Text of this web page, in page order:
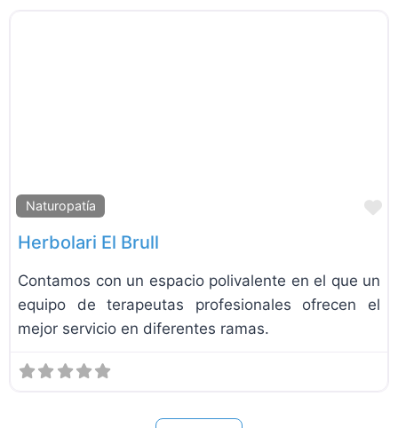
Naturopatía
Herbolari El Brull
Contamos con un espacio polivalente en el que un
equipo de terapeutas profesionales ofrecen el
mejor servicio en diferentes ramas.